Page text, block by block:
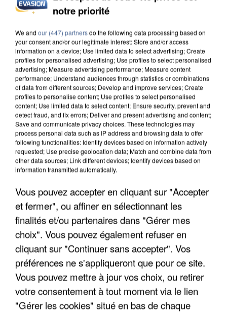
L’UN DES FONDATEURS SUPPOSÉS DE LA DZ
MAFIA INTERPELLÉ EN ALGÉRIE
UN SECOND CADRE DE LA DZ MAFIA
INTERPELLÉ EN ALGÉRIE
notre priorité
We and our (447) partnersdo the following data processing based on
your consent and/or our legitimate interest: Store and/or access
information on a device; Use limited data to select advertising; Create
profiles for personalised advertising; Use profiles to select personalised
advertising; Measure advertising performance; Measure content
performance; Understand audiences through statistics or combinations
of data from different sources; Develop and improve services; Create
profiles to personalise content; Use profiles to select personalised
content; Use limited data to select content; Ensure security, prevent and
detect fraud, and fix errors; Deliver and present advertising and content;
Save and communicate privacy choices. These technologies may
process personal data such as IP address and browsing data to offer
following functionalities: Identify devices based on information actively
requested; Use precise geolocation data; Match and combine data from
other data sources; Link different devices; Identify devices based on
information transmitted automatically.
Vous pouvez accepter en cliquant sur "Accepter
et fermer", ou affiner en sélectionnant les
finalités et/ou partenaires dans "Gérer mes
choix". Vous pouvez également refuser en
cliquant sur "Continuer sans accepter". Vos
préférences ne s'appliqueront que pour ce site.
Vous pouvez mettre à jour vos choix, ou retirer
votre consentement à tout moment via le lien
"Gérer les cookies" situé en bas de chaque